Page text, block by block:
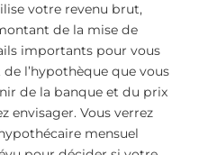
votre revenu brut,
de la mise de
importants pour vous
l’hypothèque que vous
de la banque et du prix
envisager. Vous verrez
mensuel